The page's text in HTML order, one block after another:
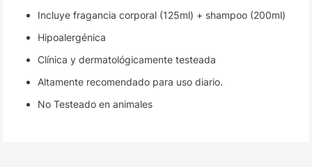
Incluye fragancia corporal (125ml) + shampoo (200ml)
Hipoalergénica
Clínica y dermatológicamente testeada
Altamente recomendado para uso diario.
No Testeado en animales